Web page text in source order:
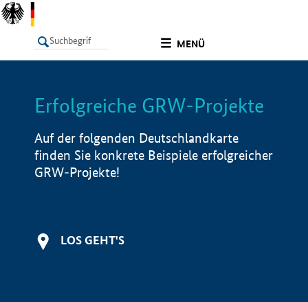
MENÜ
LISTE Info
Erfolgreiche GRW-Projekte
Auf der folgenden Deutschlandkarte
finden Sie konkrete Beispiele erfolgreicher
GRW-Projekte!
LOS GEHT'S